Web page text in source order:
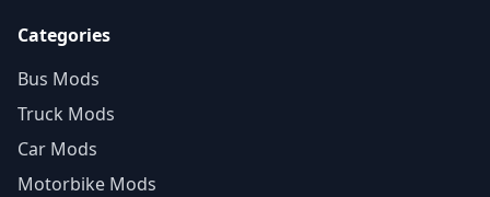
Categories
Bus Mods
Truck Mods
Car Mods
Motorbike Mods